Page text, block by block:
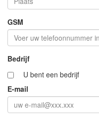
GSM
Bedrijf
U bent een bedrijf
E-mail